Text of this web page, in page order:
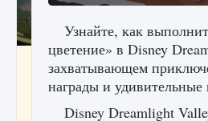
Как исправить ошибку Palworld
сохранение мира —
сохранение данных мира»
9 августа 2024 2 511
Узнайте, как
цветение» в Disney
захватывающем
награды и удивительные
Disney Dreamlight